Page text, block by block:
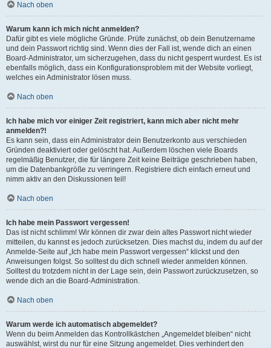
Nach oben
Warum kann ich mich nicht anmelden?
Dafür gibt es viele mögliche Gründe. Prüfe zunächst, ob dein Benutzername
und dein Passwort richtig sind. Wenn dies der Fall ist, wende dich an einen
Board-Administrator, um sicherzugehen, dass du nicht gesperrt wurdest. Es ist
ebenfalls möglich, dass ein Konfigurationsproblem mit der Website vorliegt,
welches ein Administrator lösen muss.
Nach oben
Ich habe mich vor einiger Zeit registriert, kann mich aber nicht mehr
anmelden?!
Es kann sein, dass ein Administrator dein Benutzerkonto aus verschieden
Gründen deaktiviert oder gelöscht hat. Außerdem löschen viele Boards
regelmäßig Benutzer, die für längere Zeit keine Beiträge geschrieben haben,
um die Datenbankgröße zu verringern. Registriere dich einfach erneut und
nimm aktiv an den Diskussionen teil!
Nach oben
Ich habe mein Passwort vergessen!
Das ist nicht schlimm! Wir können dir zwar dein altes Passwort nicht wieder
mitteilen, du kannst es jedoch zurücksetzen. Dies machst du, indem du auf der
Anmelde-Seite auf „Ich habe mein Passwort vergessen“ klickst und den
Anweisungen folgst. So solltest du dich schnell wieder anmelden können.
Solltest du trotzdem nicht in der Lage sein, dein Passwort zurückzusetzen, so
wende dich an die Board-Administration.
Nach oben
Warum werde ich automatisch abgemeldet?
Wenn du beim Anmelden das Kontrollkästchen „Angemeldet bleiben“ nicht
auswählst, wirst du nur für eine Sitzung angemeldet. Dies verhindert den